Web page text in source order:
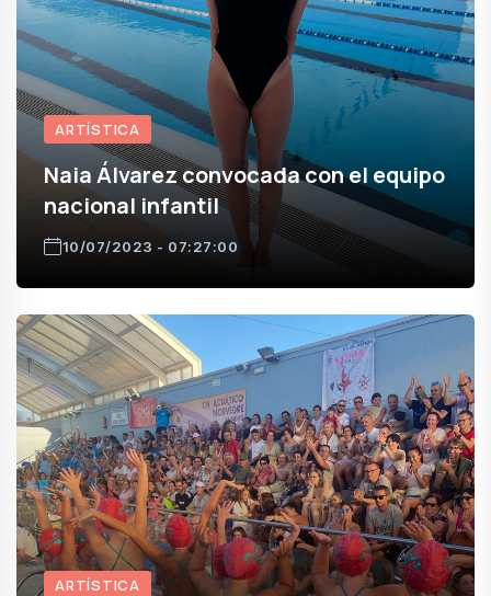
ARTÍSTICA
Naia Álvarez convocada con el equipo
nacional infantil
10/07/2023 - 07:27:00
ARTÍSTICA